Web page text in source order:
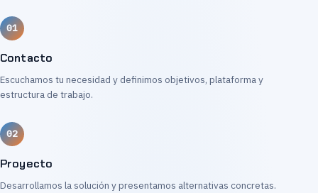
Contacto
Escuchamos tu necesidad y definimos objetivos, plataforma y
estructura de trabajo.
Proyecto
Desarrollamos la solución y presentamos alternativas concretas.